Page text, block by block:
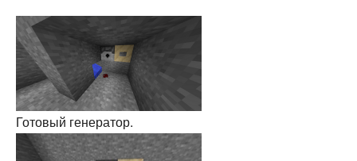
Готовый генератор.